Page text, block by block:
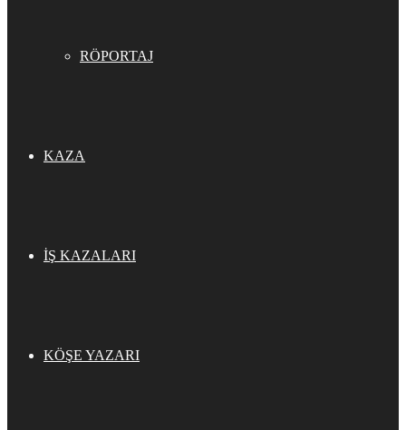
RÖPORTAJ
KAZA
İŞ KAZALARI
KÖŞE YAZARI